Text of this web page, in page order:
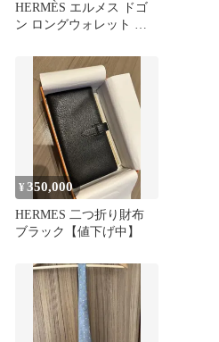
HERMÈS エルメス ドゴ
ン ロングウォレット 長
¥350,000
HERMES 二つ折り財布
ブラック【値下げ中】